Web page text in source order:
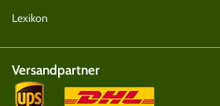
Lexikon
Versandpartner